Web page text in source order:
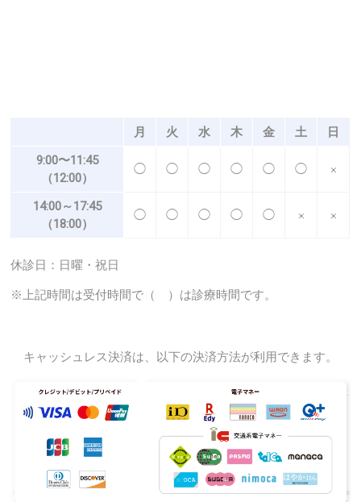
月 火 水 木 金 土
日
9:00〜11:45
（12:00）
◯ ◯ ◯ ◯ ◯ ◯ ×
14:00～17:45
（18:00）
◯ ◯ ◯ ◯ ◯ × ×
休診日：日曜・祝日
※上記時間は受付時間で（ ）は診療時間です。
キャッシュレス決済は、以下の決済方法が利用できます。